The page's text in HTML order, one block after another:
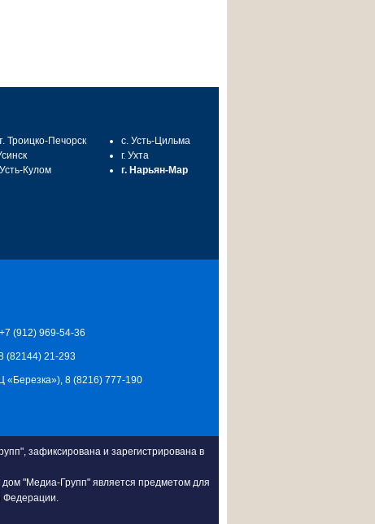
Троицко-Печорск
Кулом
с. Усть-Цильма
г. Ухта
г. Нарьян-Мар
(912) 969-54-36
(82144) 21-293
«Березка»), 8 (8216) 777-190
зафиксирована и зарегистрирована в
"Медиа-Групп" является предметом для
Федерации.